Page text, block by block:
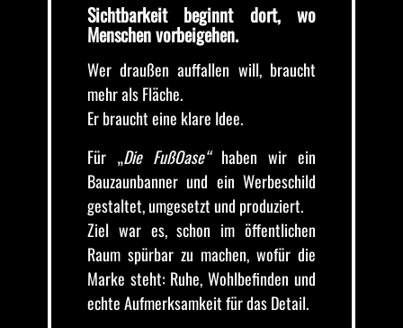
Sichtbarkeit beginnt dort, wo
Menschen vorbeigehen.
Wer draußen auffallen will, braucht
mehr als Fläche.
Er braucht eine klare Idee.
Für „Die FußOase“haben wir ein
Bauzaunbanner und ein Werbeschild
gestaltet, umgesetzt und produziert.
Ziel war es, schon im öffentlichen
Raum spürbar zu machen, wofür die
Marke steht: Ruhe, Wohlbefinden und
echte Aufmerksamkeit für das Detail.